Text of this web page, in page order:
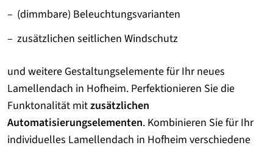
(dimmbare) Beleuchtungsvarianten
zusätzlichen seitlichen Windschutz
und weitere Gestaltungselemente für Ihr neues
Lamellendach in Hofheim. Perfektionieren Sie die
Funktonalität mitzusätzlichen
Automatisierungselementen. Kombinieren Sie für Ihr
individuelles Lamellendach in Hofheim verschiedene